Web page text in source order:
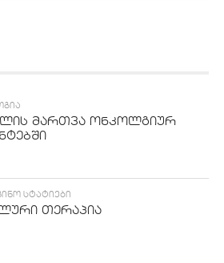
მართვა ონკოლგიურ
ᲡᲢᲐᲢᲘᲔᲑᲘ
თერაპია